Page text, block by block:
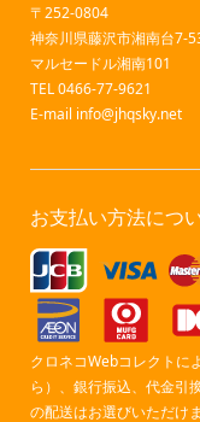
〒252-0804
神奈川県藤沢市湘南台7-
マルセードル湘南101
TEL 0466-77-9621
E-mail info@jhqsky.net
お支払い方法につ
クロネコWebコレクトに
ら）、銀行振込、代金引
の配送はお選びいただけ